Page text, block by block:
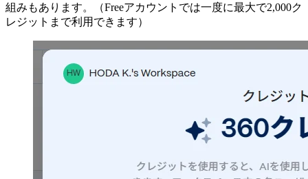
組みもあります。（Freeアカウントでは一度に最大で2,000ク
レジットまで利用できます）